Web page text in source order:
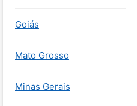
Goiás
Mato Grosso
Minas Gerais